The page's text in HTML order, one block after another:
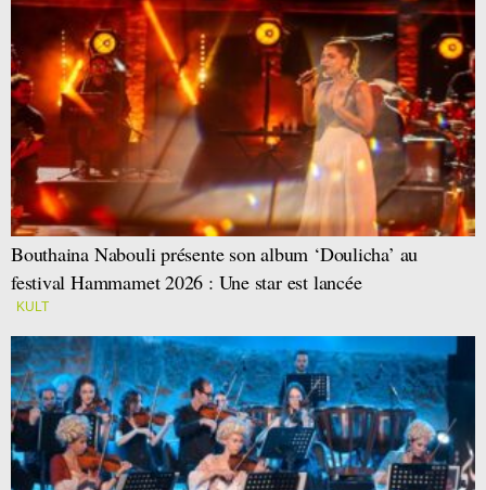
Bouthaina Nabouli présente son album ‘Doulicha’ au
festival Hammamet 2026 : Une star est lancée
KULT